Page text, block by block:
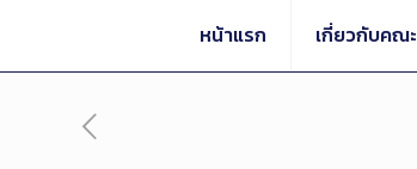
หน้าแรก เกี่ยวกับคณะ